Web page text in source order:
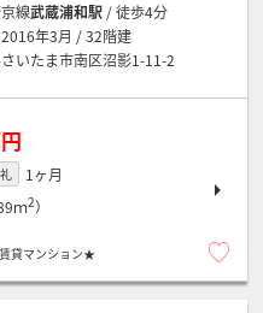
線武蔵浦和駅 / 徒歩4分
年3月 / 32階建
いたま市南区沼影1-11-2
礼
1ヶ月
ｍ2）
貸マンション★